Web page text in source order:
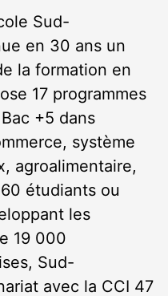
Sud-
en 30 ans un
la formation en
17 programmes
+5 dans
système
agroalimentaire,
étudiants ou
les
19 000
Sud-
avec la CCI 47